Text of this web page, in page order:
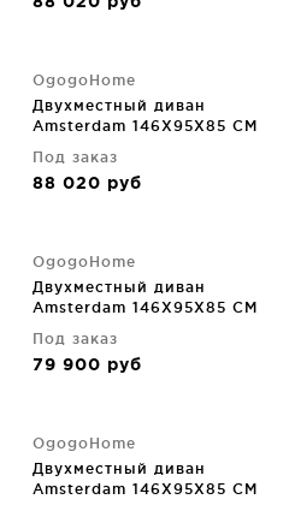
OgogoHome
Двухместный диван
Amsterdam 146X95X85 CM
Под заказ
88 020 руб
OgogoHome
Двухместный диван
Amsterdam 146X95X85 CM
Под заказ
79 900 руб
OgogoHome
Двухместный диван
Amsterdam 146X95X85 CM